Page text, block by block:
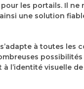
les portails. Il
une solution
à toutes les
visuelle